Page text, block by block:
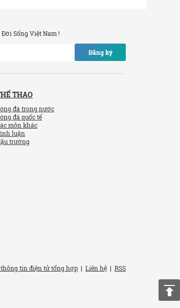
Sống Việt Nam !
Đăng ký
THAO
đá trong nước
đá quốc tế
môn khác
luận
trường
tin điện tử tổng hợp | Liên hệ | RSS